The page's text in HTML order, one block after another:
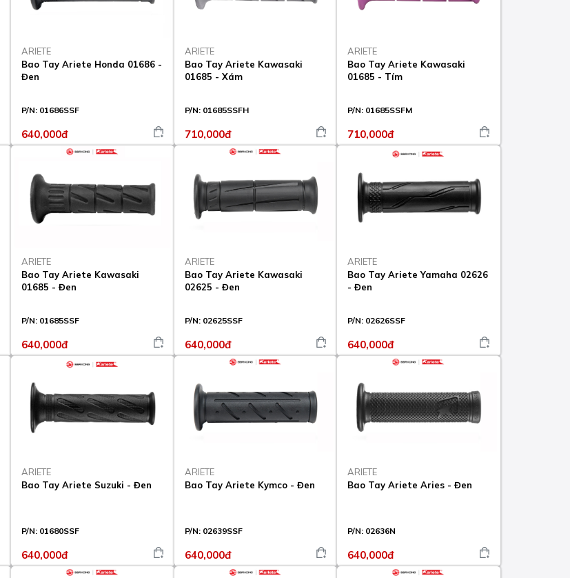
ARIETE
Bao Tay Ariete Honda 01686 -
Đen
P/N: 01686SSF
640,000đ
ARIETE
Bao Tay Ariete Kawasaki
01685 - Xám
P/N: 01685SSFH
710,000đ
ARIETE
Bao Tay Ariete Kawasaki
01685 - Tím
P/N: 01685SSFM
710,000đ
ARIETE
Bao Tay Ariete Kawasaki
01685 - Đen
P/N: 01685SSF
640,000đ
ARIETE
Bao Tay Ariete Kawasaki
02625 - Đen
P/N: 02625SSF
640,000đ
ARIETE
Bao Tay Ariete Yamaha 02626
- Đen
P/N: 02626SSF
640,000đ
ARIETE
Bao Tay Ariete Suzuki - Đen
P/N: 01680SSF
640,000đ
ARIETE
Bao Tay Ariete Kymco - Đen
P/N: 02639SSF
640,000đ
ARIETE
Bao Tay Ariete Aries - Đen
P/N: 02636N
640,000đ